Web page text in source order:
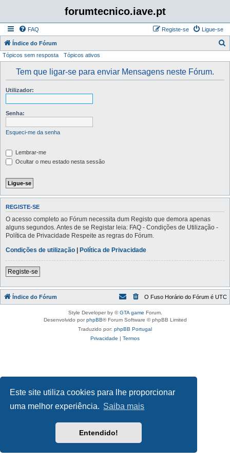
Este site utiliza cookies para lhe proporcionar
uma melhor experiência. Saiba mais
Entendido!
forumtecnico.iave.pt
FAQ Ligue-se
Registe-se
Índice do Fórum
Tópicos sem resposta Tópicos ativos
Tem que ligar-se para enviar Mensagens neste Fórum.
Utilizador:
Senha:
Esqueci-me da senha
Lembrar-me
Ocultar o meu estado nesta sessão
REGISTE-SE
O acesso completo ao Fórum necessita dum Registo que demora apenas
alguns segundos. Antes de se Registar leia: FAQ - Condições de Utilização -
Política de Privacidade Respeite as regras do Fórum.
Condições de utilização | Política de Privacidade
Registe-se
Índice do Fórum O Fuso Horário do Fórum é UTC
Style Developer by ©GTA game Forum.
Desenvolvido porphpBB® Forum Software © phpBB Limited
Traduzido por: phpBB Portugal
Privacidade | Termos